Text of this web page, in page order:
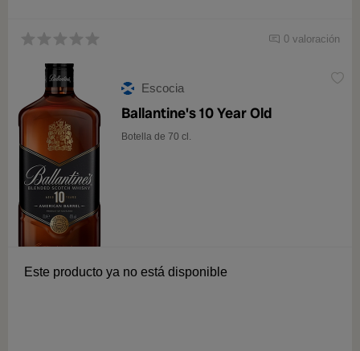
0 valoración
Escocia
Ballantine's 10 Year Old
Botella de 70 cl.
Este producto ya no está disponible